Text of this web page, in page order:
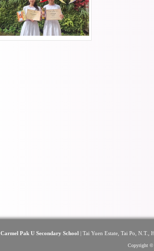
Carmel Pak U Secondary School | Tai Yuen Estate, Tai Po, N.T.,
Copyright ©